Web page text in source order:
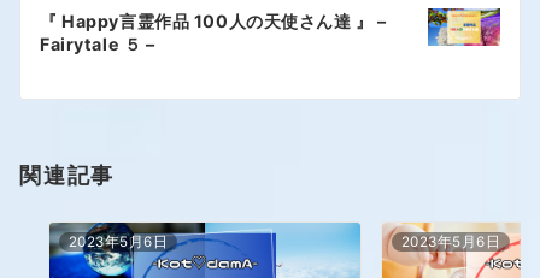
『 Happy言霊作品 100人の天使さん達 』 –
Fairytale ５ –
関連記事
2023年5月6日 2023年5月6日